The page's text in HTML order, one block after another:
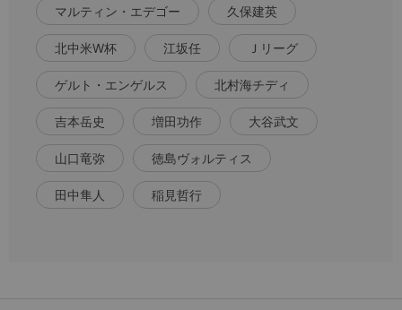
マルティン・エデゴー 久保建英
北中米W杯 江坂任 Ｊリーグ
ゲルト・エンゲルス 北村海チディ
吉本岳史 増田功作 大谷武文
山口竜弥 徳島ヴォルティス
田中隼人 稲見哲行